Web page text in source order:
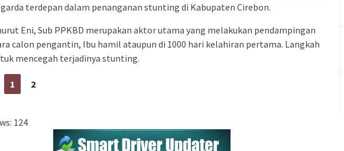
terdepan dalam penanganan stunting di Kabupaten Cirebon.
Eni, Sub PPKBD merupakan aktor utama yang melakukan pendampingan
calon pengantin, Ibu hamil ataupun di 1000 hari kelahiran pertama. Langkah
mencegah terjadinya stunting.
1 2
124